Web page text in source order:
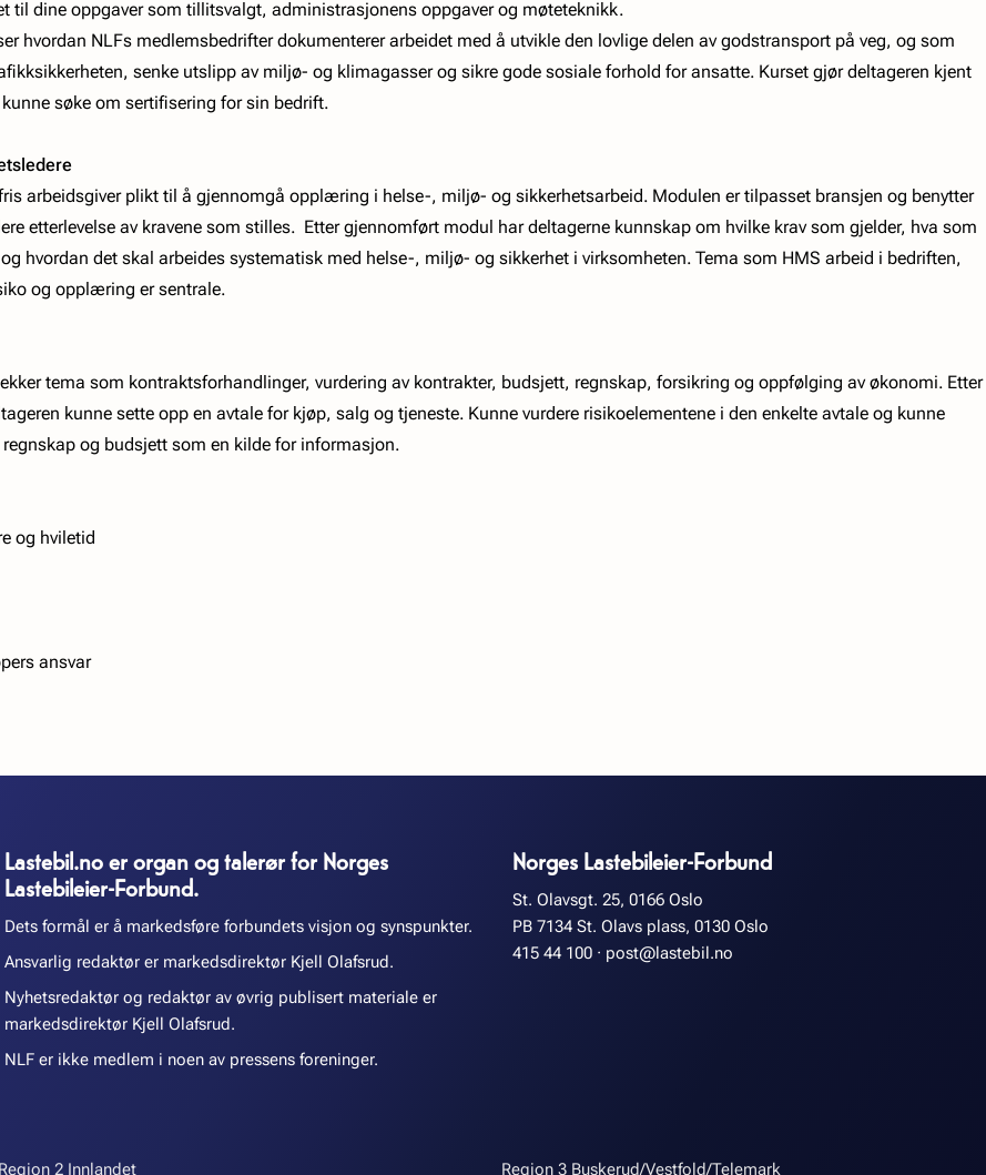
til dine oppgaver som tillitsvalgt, administrasjonens oppgaver og møteteknikk.
hvordan NLFs medlemsbedrifter dokumenterer arbeidet med å utvikle den lovlige delen av godstransport på veg, og som
senke utslipp av miljø- og klimagasser og sikre gode sosiale forhold for ansatte. Kurset gjør deltageren kjent
søke om sertifisering for sin bedrift.
arbeidsgiver plikt til å gjennomgå opplæring i helse-, miljø- og sikkerhetsarbeid. Modulen er tilpasset bransjen og benytter
etterlevelse av kravene som stilles. Etter gjennomført modul har deltagerne kunnskap om hvilke krav som gjelder, hva som
hvordan det skal arbeides systematisk med helse-, miljø- og sikkerhet i virksomheten. Tema som HMS arbeid i bedriften,
og opplæring er sentrale.
tema som kontraktsforhandlinger, vurdering av kontrakter, budsjett, regnskap, forsikring og oppfølging av økonomi. Etter
kunne sette opp en avtale for kjøp, salg og tjeneste. Kunne vurdere risikoelementene i den enkelte avtale og kunne
og budsjett som en kilde for informasjon.
og hviletid
ansvar
Lastebil.no er organ og talerør for Norges
Lastebileier-Forbund.
Dets formål er å markedsføre forbundets visjon og synspunkter.
Ansvarlig redaktør er markedsdirektør Kjell Olafsrud.
Nyhetsredaktør og redaktør av øvrig publisert materiale er
markedsdirektør Kjell Olafsrud.
NLF er ikke medlem i noen av pressens foreninger.
Norges Lastebileier-Forbund
St. Olavsgt. 25, 0166 Oslo
PB 7134 St. Olavs plass, 0130 Oslo
415 44 100 · post@lastebil.no
Region 2 Innlandet Region 3 Buskerud/Vestfold/Telemark